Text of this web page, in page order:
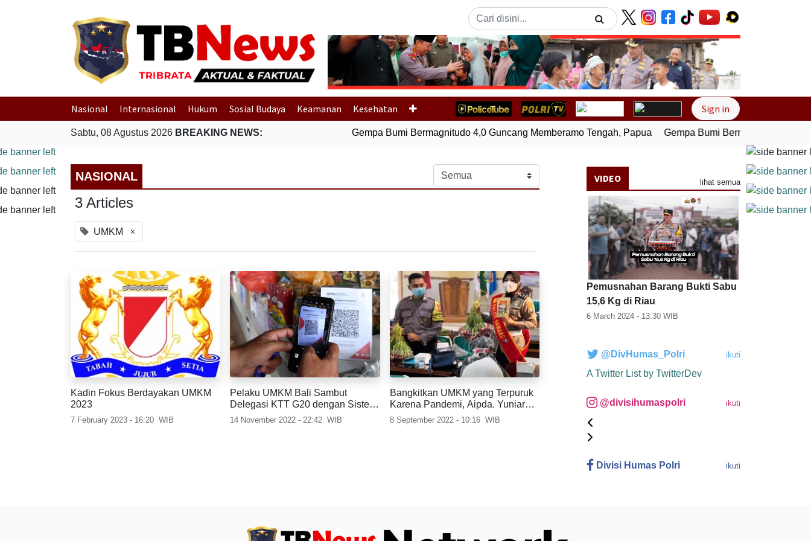
Previous Next
Nasional Internasional Hukum Sosial Budaya Keamanan Kesehatan Sign in
Sabtu, 08 Agustus 2026 BREAKING NEWS: Gempa Bumi Bermagnitudo 4,0 Guncang Memberamo Tengah, Papua Gempa Bumi Bermagnitudo 4,0
NASIONAL
3 Articles
UMKM ×
Kadin Fokus Berdayakan UMKM
2023
7 February 2023 - 16:20 WIB
Pelaku UMKM Bali Sambut
Delegasi KTT G20 dengan Sistem
Pembayaran Digital
14 November 2022 - 22:42 WIB
Bangkitkan UMKM yang Terpuruk
Karena Pandemi, Aipda. Yuniar
Bantu Tingkatkan Perekonomian
Masyarakat
8 September 2022 - 10:16 WIB
VIDEO lihat semua
Pemusnahan Barang Bukti Sabu
15,6 Kg di Riau
6 March 2024 - 13:30 WIB
@DivHumas_Polri ikuti
A Twitter List by TwitterDev
@divisihumaspolri ikuti
Divisi Humas Polri ikuti